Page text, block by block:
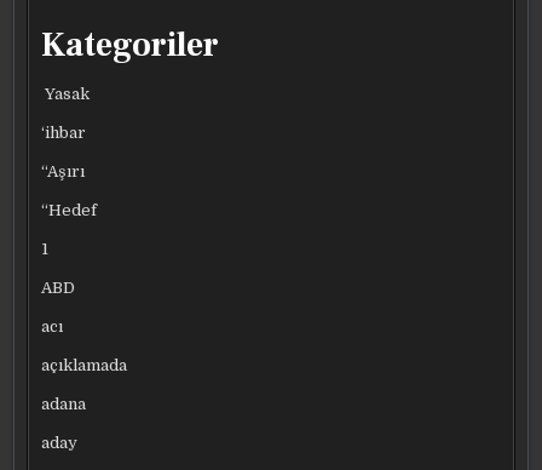
Kategoriler
Yasak
‘ihbar
“Aşırı
“Hedef
1
ABD
acı
açıklamada
adana
aday